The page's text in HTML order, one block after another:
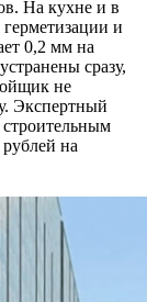
На кухне и в
и
0,2 мм на
сразу,
не
Экспертный
на